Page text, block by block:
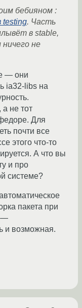
бебияном :
testing. Часть
в stable,
не
— они
ia32-libs на
не тот
Для
почти все
этого что-то
А что вы
и про
системе?
пакета при
—
и возможная.